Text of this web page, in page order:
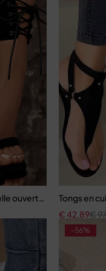
ouverte pour femmes
Tongs en
€
€ 42,89
-56%